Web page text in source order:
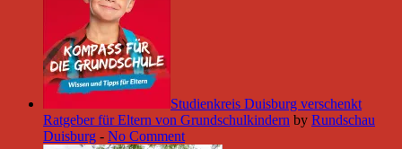
Studienkreis Duisburg verschenkt
Ratgeber für Eltern von Grundschulkindern by Rundschau
Duisburg - No Comment